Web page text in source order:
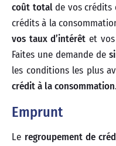
coût total de vos crédits
crédits à la
vos taux d’intérêt et
Faites une demande de
les conditions les plus
crédit à la consommation.
Emprunt
Le regroupement de